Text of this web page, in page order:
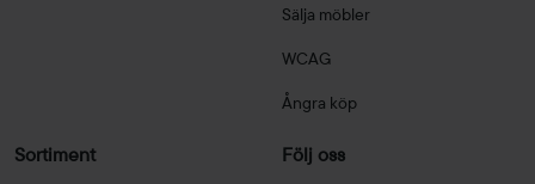
Sälja möbler
WCAG
Ångra köp
Sortiment Följ oss